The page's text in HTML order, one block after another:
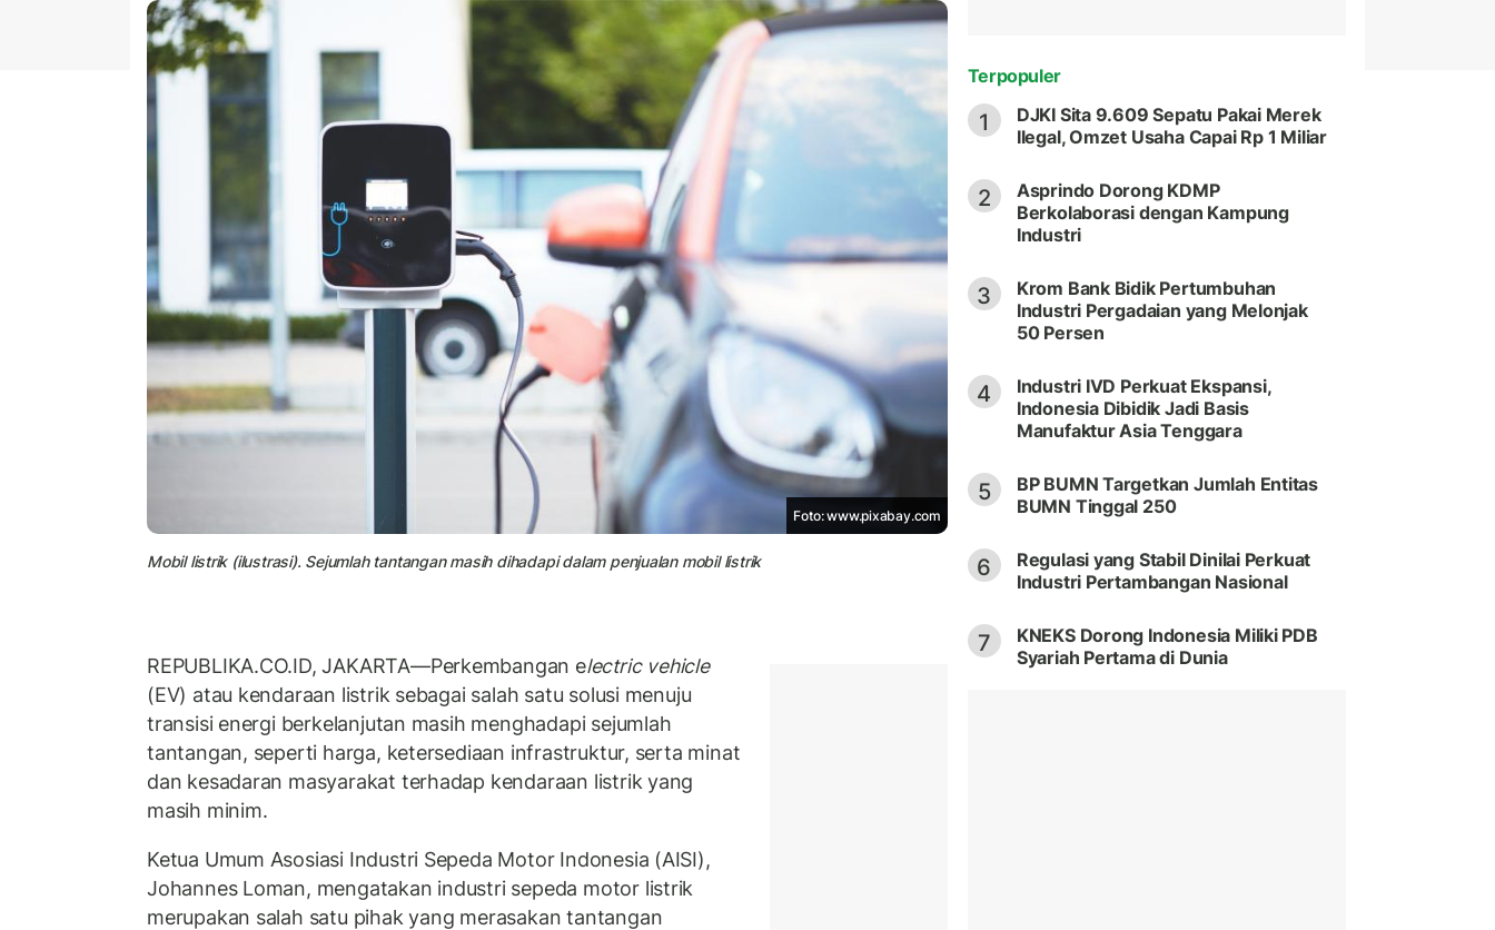
Foto: www.pixabay.com
Mobil listrik (ilustrasi). Sejumlah tantangan masih dihadapi dalam penjualan mobil listrik
REPUBLIKA.CO.ID, JAKARTA—Perkembangan electric vehicle
(EV) atau kendaraan listrik sebagai salah satu solusi menuju
transisi energi berkelanjutan masih menghadapi sejumlah
tantangan, seperti harga, ketersediaan infrastruktur, serta minat
dan kesadaran masyarakat terhadap kendaraan listrik yang
masih minim.
Ketua Umum Asosiasi Industri Sepeda Motor Indonesia (AISI),
Johannes Loman, mengatakan industri sepeda motor listrik
merupakan salah satu pihak yang merasakan tantangan
Terpopuler
1
DJKI Sita 9.609 Sepatu Pakai Merek
Ilegal, Omzet Usaha Capai Rp 1 Miliar
2
Asprindo Dorong KDMP
Berkolaborasi dengan Kampung
Industri
3
Krom Bank Bidik Pertumbuhan
Industri Pergadaian yang Melonjak
50 Persen
4
Industri IVD Perkuat Ekspansi,
Indonesia Dibidik Jadi Basis
Manufaktur Asia Tenggara
5
BP BUMN Targetkan Jumlah Entitas
BUMN Tinggal 250
6
Regulasi yang Stabil Dinilai Perkuat
Industri Pertambangan Nasional
7
KNEKS Dorong Indonesia Miliki PDB
Syariah Pertama di Dunia